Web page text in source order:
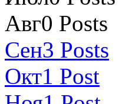
Авг0 Posts
Сен3 Posts
Окт1 Post